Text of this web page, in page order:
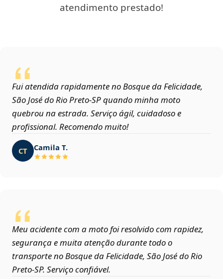
atendimento prestado!
Fui atendida rapidamente no Bosque da Felicidade,
São José do Rio Preto‑SP quando minha moto
quebrou na estrada. Serviço ágil, cuidadoso e
profissional. Recomendo muito!
CT Camila T.
Meu acidente com a moto foi resolvido com rapidez,
segurança e muita atenção durante todo o
transporte no Bosque da Felicidade, São José do Rio
Preto‑SP. Serviço confiável.